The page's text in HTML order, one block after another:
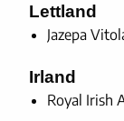
Lettland
Jazepa
Irland
Royal Irish